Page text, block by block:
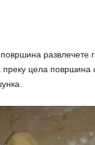
развлечете
преку цела површина